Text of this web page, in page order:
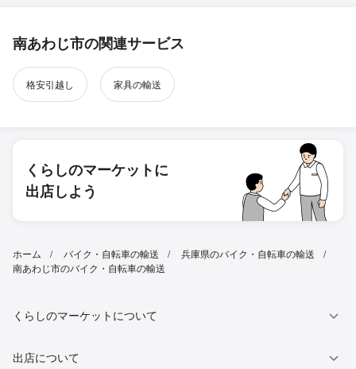
南あわじ市の関連サービス
格安引越し 家具の輸送
くらしのマーケットに
出店しよう
ホーム バイク・自転車の輸送
兵庫県のバイク・自転車の輸送
南あわじ市のバイク・自転車の輸送
くらしのマーケットについて
出店について